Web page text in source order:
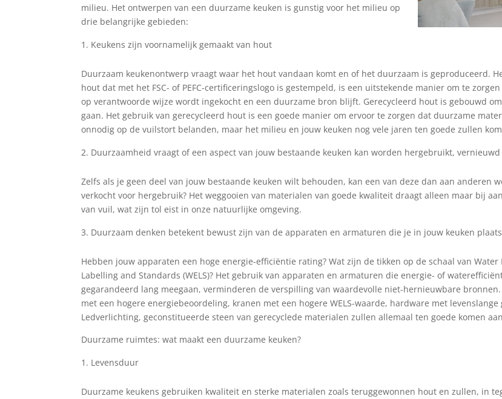
milieu. Het ontwerpen van een duurzame keuken is gunstig voor het milieu op
drie belangrijke gebieden:
Keukens zijn voornamelijk gemaakt van hout
Duurzaam keukenontwerp vraagt ​​waar het hout vandaan komt en of het duurzaam is geproduceerd.
hout dat met het FSC- of PEFC-certificeringslogo is gestempeld, is een uitstekende manier om te
op verantwoorde wijze wordt ingekocht en een duurzame bron blijft. Gerecycleerd hout is gebouwd
gaan. Het gebruik van gerecycleerd hout is een goede manier om ervoor te zorgen dat duurzame
onnodig op de vuilstort belanden, maar het milieu en jouw keuken nog vele jaren ten goede zullen
Duurzaamheid vraagt ​​of een aspect van jouw bestaande keuken kan worden hergebruikt, vernieuwd
Zelfs als je geen deel van jouw bestaande keuken wilt behouden, kan een van deze dan aan anderen
verkocht voor hergebruik? Het weggooien van materialen van goede kwaliteit draagt ​​alleen maar bij
van vuil, wat zijn tol eist in onze natuurlijke omgeving.
Duurzaam denken betekent bewust zijn van de apparaten en armaturen die je in jouw keuken
Hebben jouw apparaten een hoge energie-efficiëntie rating? Wat zijn de tikken op de schaal van Water
Labelling and Standards (WELS)? Het gebruik van apparaten en armaturen die energie- of
gegarandeerd lang meegaan, verminderen de verspilling van waardevolle niet-hernieuwbare
met een hogere energiebeoordeling, kranen met een hogere WELS-waarde, hardware met levenslange
Ledverlichting, geconstitueerde steen van gerecyclede materialen zullen allemaal ten goede komen
Duurzame ruimtes: wat maakt een duurzame keuken?
Levensduur
Duurzame keukens gebruiken kwaliteit en sterke materialen zoals teruggewonnen hout en zullen, in